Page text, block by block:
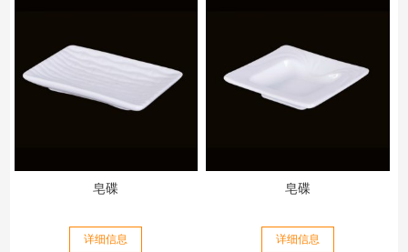
皂碟
详细信息
皂碟
详细信息